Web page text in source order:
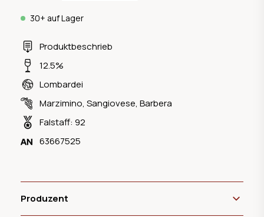
Produktbeschrieb
12.5%
Lombardei
Marzimino, Sangiovese, Barbera
Falstaff: 92
63667525
30+ auf Lager
Produzent